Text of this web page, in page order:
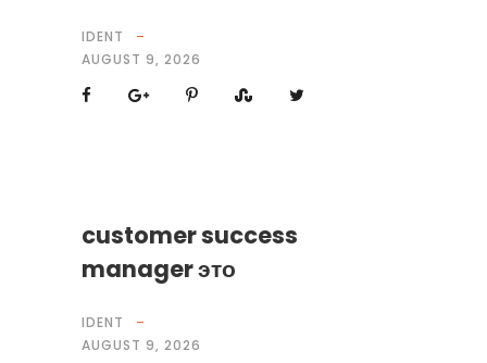
IDENT
AUGUST 9, 2026
customer success
manager это
IDENT
AUGUST 9, 2026